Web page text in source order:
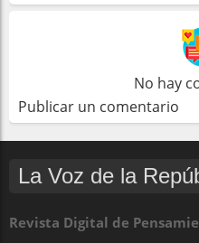
No hay
Publicar un comentario
La Voz de la
Revista Digital de